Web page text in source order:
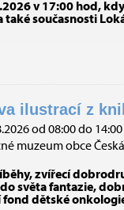
v 17:00 hod,
také současnosti
ilustrací z
od 08:00 do
muzeum obce Česká
zvířecí
světa fantazie,
fond dětské